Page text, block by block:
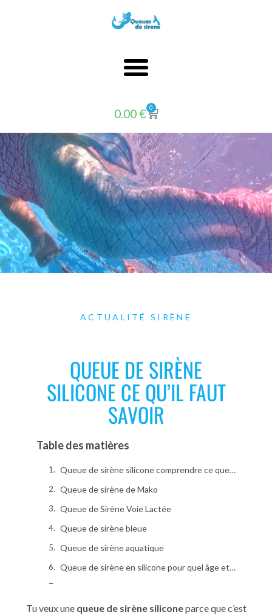
0.00€ 0
ACTUALITÉ SIRÈNE
QUEUE DE SIRÈNE
SILICONE CE QU’IL FAUT
SAVOIR
Table des matières
Queue de sirène silicone comprendre ce que tu achètes vraiment
Queue de sirène de Mako
Queue de Sirène Voie Lactée
Queue de sirène bleue
Queue de sirène aquatique
Queue de sirène en silicone pour quel âge et quel niveau
Maillot de bain queue de sirène l’option qui marche sans prise de tête
Tu veux une queue de sirène siliconeparce que c’est